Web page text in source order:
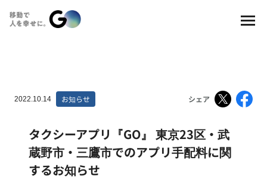
2022.10.14 お知らせ シェア
タクシーアプリ『GO』 東京23区・武
蔵野市・三鷹市でのアプリ手配料に関
するお知らせ